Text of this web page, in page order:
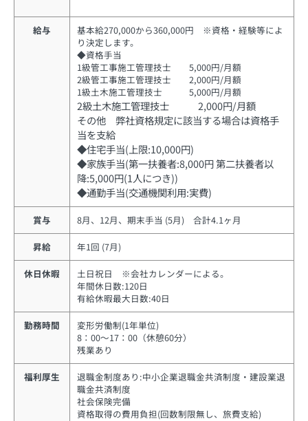
給与
基本給270,000から360,000円 ※資格・経験等によ
り決定します。
◆資格手当
1級管工事施工管理技士 5,000円/月額
2級管工事施工管理技士 2,000円/月額
1級土木施工管理技士 5,000円/月額
2級土木施工管理技士 2,000円/月額
その他 弊社資格規定に該当する場合は資格手
当を支給
◆住宅手当(上限:10,000円)
◆家族手当(第一扶養者:8,000円 第二扶養者以
降:5,000円(1人につき))
◆通勤手当(交通機関利用:実費)
賞与 8月、12月、期末手当 (5月) 合計4.1ヶ月
昇給 年1回 (7月)
休日休暇
土日祝日 ※会社カレンダーによる。
年間休日数:120日
有給休暇最大日数:40日
勤務時間
変形労働制(1年単位)
8：00～17：00（休憩60分）
残業あり
福利厚生
退職金制度あり:中小企業退職金共済制度・建設業退
職金共済制度
社会保険完備
資格取得の費用負担(回数制限無し、旅費支給)